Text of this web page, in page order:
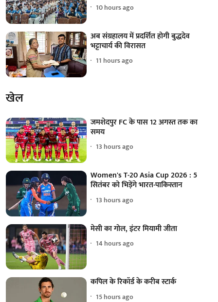
10 hours ago
अब संग्रहालय में प्रदर्शित होगी बुद्धदेव
भट्टाचार्य की विरासत
11 hours ago
खेल
जमशेदपुर FC के पास 12 अगस्त तक का
समय
13 hours ago
Women's T-20 Asia Cup 2026 : 5
सितंबर को भिड़ेंगे भारत-पाकिस्तान
13 hours ago
मेसी का गोल, इंटर मियामी जीता
14 hours ago
कपिल के रिकॉर्ड के करीब स्टार्क
15 hours ago